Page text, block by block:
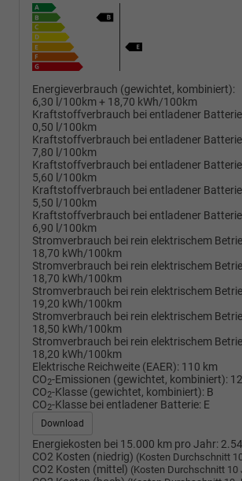
Energieverbrauch (gewichtet, kombiniert):
6,30 l/100km + 18,70 kWh/100km
Kraftstoffverbrauch bei entladener
0,50 l/100km
Kraftstoffverbrauch bei entladener
7,80 l/100km
Kraftstoffverbrauch bei entladener
5,60 l/100km
Kraftstoffverbrauch bei entladener
5,50 l/100km
Kraftstoffverbrauch bei entladener
6,90 l/100km
Stromverbrauch bei rein elektrischem
18,70 kWh/100km
Stromverbrauch bei rein elektrischem
18,70 kWh/100km
Stromverbrauch bei rein elektrischem
19,20 kWh/100km
Stromverbrauch bei rein elektrischem
18,50 kWh/100km
Stromverbrauch bei rein elektrischem
18,20 kWh/100km
Elektrische Reichweite (EAER): 110 km
CO2-Emissionen (gewichtet, kombiniert):
CO2-Klasse (gewichtet, kombiniert): B
CO2-Klasse bei entladener Batterie: E
Download
Energiekosten bei 15.000 km pro Jahr:
CO2 Kosten (niedrig) (Kosten Durchschnitt
CO2 Kosten (mittel) (Kosten Durchschnitt 10